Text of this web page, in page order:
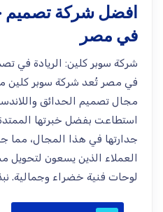
افضل شركة تصميم
في مصر
شركة سوبر كلين: الريادة في
في مصر تُعد شركة سوبر كلين
مجال تصميم الحدائق
استطاعت بفضل خبرتها الممتدة
جدارتها في هذا المجال، مما
العملاء الذين يسعون لتحويل
لوحات فنية خضراء وجمالية.